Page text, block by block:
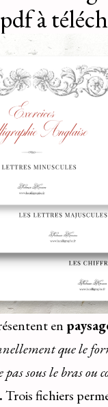
à
en
que le
pas sous le bras ou
Trois fichiers